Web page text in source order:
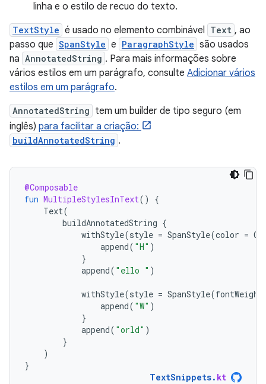
linha e o estilo de recuo do texto.
TextStyle é usado no elemento combinável Text , ao
passo que SpanStyle e ParagraphStyle são usados
na AnnotatedString . Para mais informações sobre
vários estilos em um parágrafo, consulte Adicionar vários
estilos em um parágrafo.
AnnotatedString tem um builder de tipo seguro (em
inglês) para facilitar a criação:
buildAnnotatedString .
@Composable
fun MultipleStylesInText()
{
Text(
buildAnnotatedString {
withStyle(style = SpanStyle(color =
append( "H" )
}
append( "ello " )
withStyle(style = SpanStyle(fontWeight
append( "W" )
}
append( "orld" )
}
)
}
TextSnippets. kt